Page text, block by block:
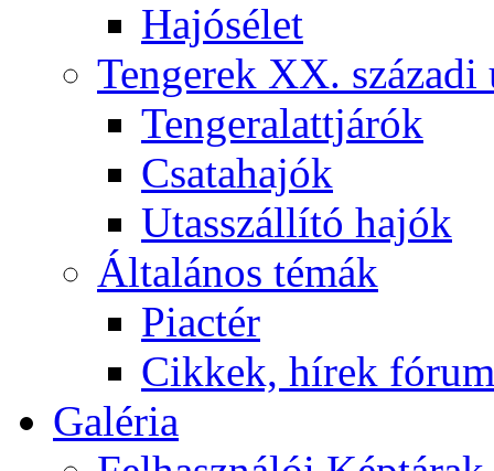
Hajósélet
Tengerek XX. századi
Tengeralattjárók
Csatahajók
Utasszállító hajók
Általános témák
Piactér
Cikkek, hírek
Galéria